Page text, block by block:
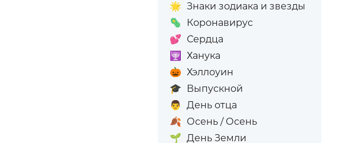
🌟 Знаки зодиака и звезды
🦠 Коронавирус
💕 Сердца
🕎
Ханука
🎃 Хэллоуин
🎓 Выпускной
👨 День отца
🍂 Осень / Осень
🌱 День Земли